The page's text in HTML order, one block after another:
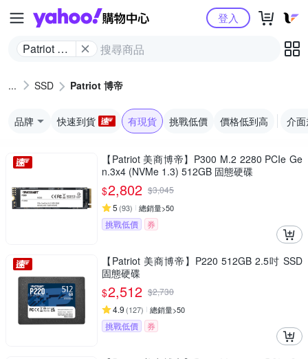
Yahoo購物中心
Patriot 博
登入
SSD Patriot 博帝
品牌 快速到貨 有現貨 挑戰低價 價格低到高 介
【Patriot 美商博帝】P300 M.2 2280 PCIe Ge
n.3x4 (NVMe 1.3) 512GB 固態硬碟
$2,802 $3,045
5 (93) 總銷量>50
挑戰低價 券
【Patriot 美商博帝】P220 512GB 2.5吋 SSD
固態硬碟
$2,512 $2,730
4.9 (127) 總銷量>50
挑戰低價 券